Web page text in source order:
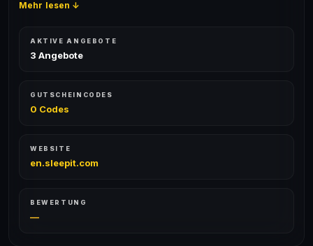
Mehr lesen ↓
AKTIVE ANGEBOTE
3 Angebote
GUTSCHEINCODES
0 Codes
WEBSITE
en.sleepit.com
BEWERTUNG
—